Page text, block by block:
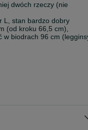
dwóch rzeczy (nie
L, stan bardzo dobry
(od kroku 66,5 cm),
w biodrach 96 cm